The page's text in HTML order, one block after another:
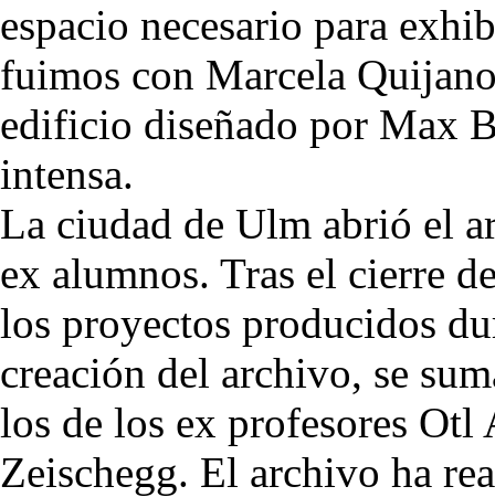
espacio necesario para
fuimos con Marcela
edificio diseñado por Max
intensa.
La ciudad de Ulm abrió el
ex alumnos. Tras el cierre
los proyectos producidos
creación del archivo, se
los de los ex profesores Otl
Zeischegg. El archivo ha